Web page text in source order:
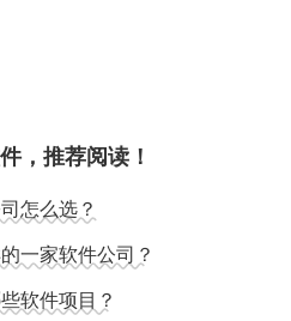
，推荐阅读！
怎么选？
一家软件公司？
软件项目？